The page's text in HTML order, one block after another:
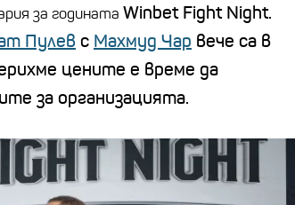
за годината Winbet Fight Night.
Пулев с Махмуд Чар вече са в
цените е време да
за организацията.